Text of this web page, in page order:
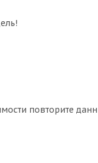
повторите